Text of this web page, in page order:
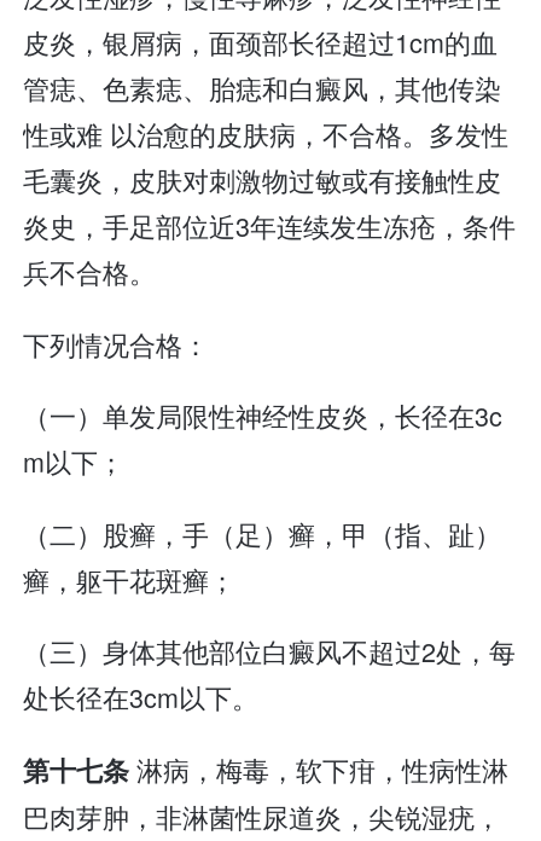
皮炎，银屑病，面颈部长径超过1cm的血
管痣、色素痣、胎痣和白癜风，其他传染
性或难 以治愈的皮肤病，不合格。多发性
毛囊炎，皮肤对刺激物过敏或有接触性皮
炎史，手足部位近3年连续发生冻疮，条件
兵不合格。
下列情况合格：
（一）单发局限性神经性皮炎，长径在3c
m以下；
（二）股癣，手（足）癣，甲（指、趾）
癣，躯干花斑癣；
（三）身体其他部位白癜风不超过2处，每
处长径在3cm以下。
第十七条淋病，梅毒，软下疳，性病性淋
巴肉芽肿，非淋菌性尿道炎，尖锐湿疣，